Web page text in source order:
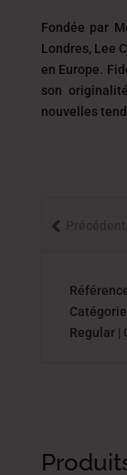
Fondée par
Londres, Lee
en Europe.
son
nouvelles
Regular |